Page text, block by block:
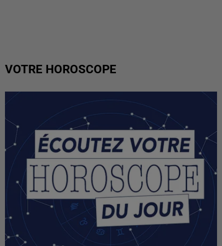
VOTRE HOROSCOPE